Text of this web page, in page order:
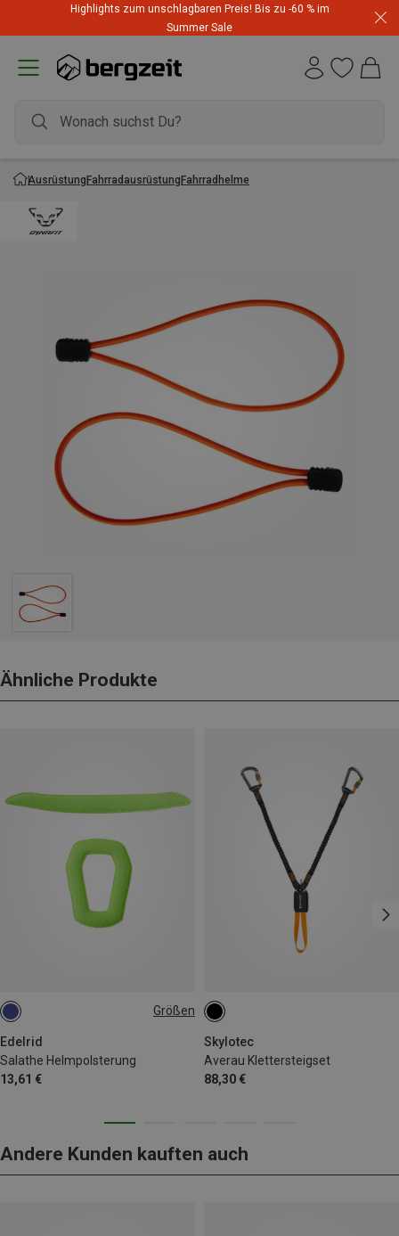
Highlights zum unschlagbaren Preis! Bis zu -60 % im
Summer Sale
AusrüstungFahrradausrüstungFahrradhelme
Ähnliche Produkte
Größen
Edelrid
Salathe Helmpolsterung
13,61 €
ONE SIZE
Skylotec
Averau Klettersteigset
88,30 €
Andere Kunden kauften auch